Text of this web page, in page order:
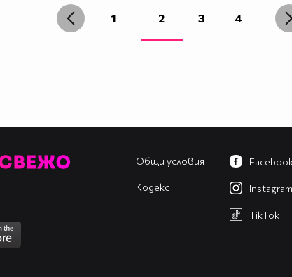
1 2 3 4
Общи условия
Кодекс Instagram
TikTok